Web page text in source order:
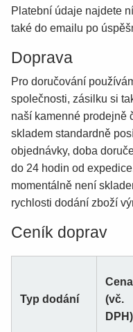
Platební údaje najdete
také do emailu po
Doprava
Pro doručování
společnosti, zásilku si
naší kamenné prodejně
skladem standardně
objednávky, doba
do 24 hodin od
momentálně není
rychlosti dodání zboží
Ceník doprav
Typ dodání
Cena
(vč.
DPH)